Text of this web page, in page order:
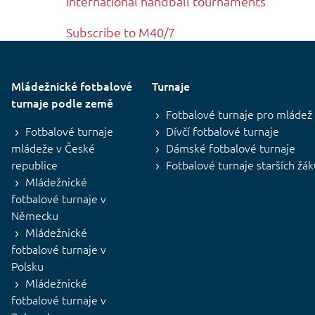
Subscribe to M40/7
Mládežnické fotbalové
turnaje podle země
Fotbalové turnaje
mládeže v České
republice
Mládežnické
fotbalové turnaje v
Německu
Mládežnické
fotbalové turnaje v
Polsku
Mládežnické
fotbalové turnaje v
Turnaje
Fotbalové turnaje pro mládež
Dívčí fotbalové turnaje
Dámské fotbalové turnaje
Fotbalové turnaje starších